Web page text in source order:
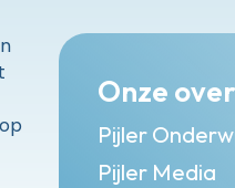
Onze
Pijler
Pijler Media